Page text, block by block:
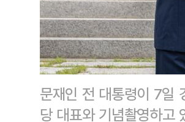
문재인 전 대통령이 7일
당 대표와 기념촬영하